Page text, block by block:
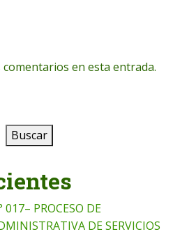
en esta entrada.
Buscar
PROCESO DE
DE SERVICIOS